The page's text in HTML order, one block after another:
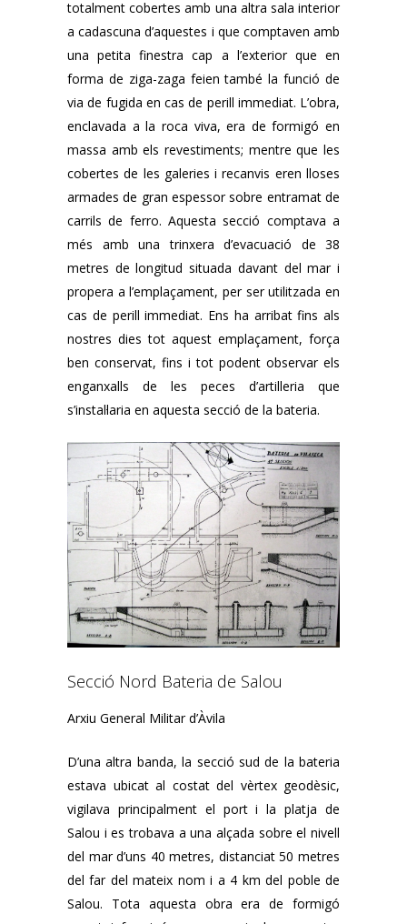
totalment cobertes amb una altra sala interior
a cadascuna d’aquestes i que comptaven amb
una petita finestra cap a l’exterior que en
forma de ziga-zaga feien també la funció de
via de fugida en cas de perill immediat. L’obra,
enclavada a la roca viva, era de formigó en
massa amb els revestiments; mentre que les
cobertes de les galeries i recanvis eren lloses
armades de gran espessor sobre entramat de
carrils de ferro. Aquesta secció comptava a
més amb una trinxera d’evacuació de 38
metres de longitud situada davant del mar i
propera a l’emplaçament, per ser utilitzada en
cas de perill immediat. Ens ha arribat fins als
nostres dies tot aquest emplaçament, força
ben conservat, fins i tot podent observar els
enganxalls de les peces d’artilleria que
s’instal·laria en aquesta secció de la bateria.
Secció Nord Bateria de Salou
Arxiu General Militar d’Àvila
D’una altra banda, la secció sud de la bateria
estava ubicat al costat del vèrtex geodèsic,
vigilava principalment el port i la platja de
Salou i es trobava a una alçada sobre el nivell
del mar d’uns 40 metres, distanciat 50 metres
del far del mateix nom i a 4 km del poble de
Salou. Tota aquesta obra era de formigó